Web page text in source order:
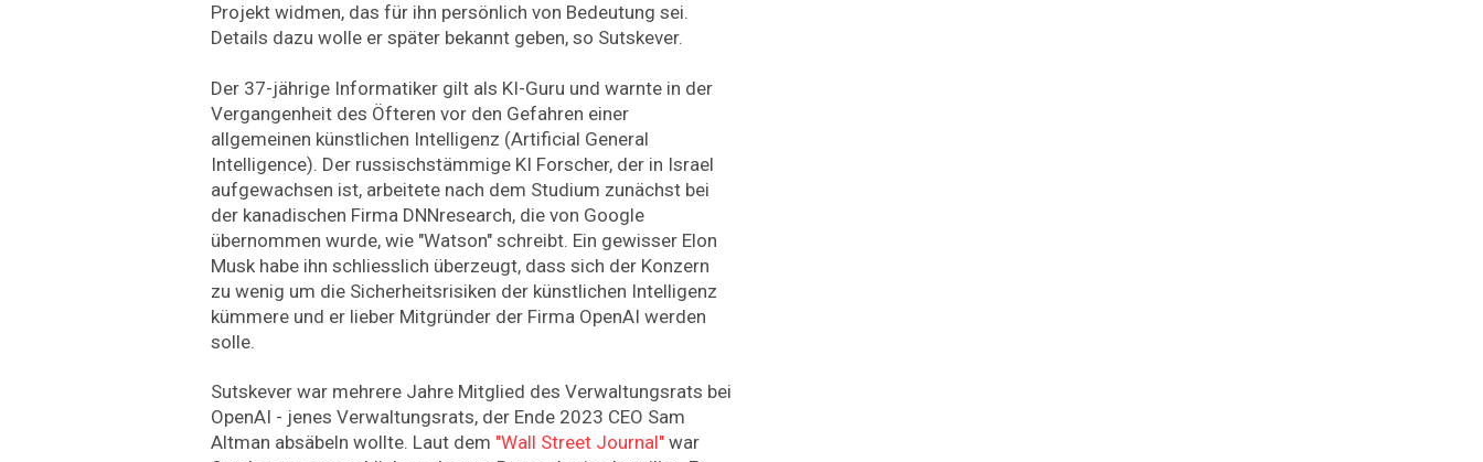
Projekt widmen, das für ihn persönlich von Bedeutung sei.
Details dazu wolle er später bekannt geben, so Sutskever.
Der 37-jährige Informatiker gilt als KI-Guru und warnte in der
Vergangenheit des Öfteren vor den Gefahren einer
allgemeinen künstlichen Intelligenz (Artificial General
Intelligence). Der russischstämmige KI Forscher, der in Israel
aufgewachsen ist, arbeitete nach dem Studium zunächst bei
der kanadischen Firma DNNresearch, die von Google
übernommen wurde, wie "Watson" schreibt. Ein gewisser Elon
Musk habe ihn schliesslich überzeugt, dass sich der Konzern
zu wenig um die Sicherheitsrisiken der künstlichen Intelligenz
kümmere und er lieber Mitgründer der Firma OpenAI werden
solle.
Sutskever war mehrere Jahre Mitglied des Verwaltungsrats bei
OpenAI - jenes Verwaltungsrats, der Ende 2023 CEO Sam
Altman absäbeln wollte. Laut dem "Wall Street Journal" war